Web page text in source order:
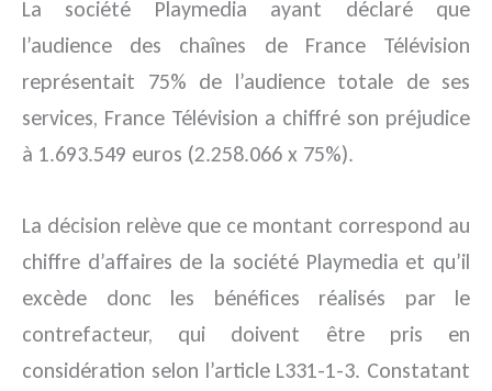
La société Playmedia ayant déclaré que
l’audience des chaînes de France Télévision
représentait 75% de l’audience totale de ses
services, France Télévision a chiffré son préjudice
à 1.693.549 euros (2.258.066 x 75%).
La décision relève que ce montant correspond au
chiffre d’affaires de la société Playmedia et qu’il
excède donc les bénéfices réalisés par le
contrefacteur, qui doivent être pris en
considération selon l’article L331-1-3. Constatant